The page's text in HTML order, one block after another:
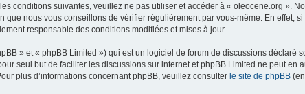
conditions suivantes, veuillez ne pas utiliser et accéder à « oleocene.org ».
nous vous conseillons de vérifier régulièrement par vous-même. En effet,
responsable des conditions modifiées et mises à jour.
» et « phpBB Limited ») qui est un logiciel de forum de discussions déclaré
seul but de faciliter les discussions sur internet et phpBB Limited ne peut en
plus d’informations concernant phpBB, veuillez consulter le site de phpBB